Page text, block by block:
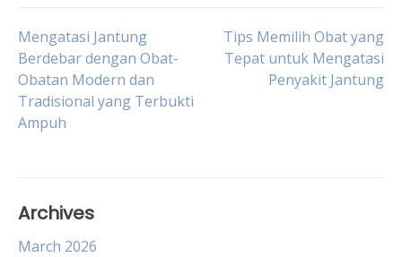
Post
navigation
Mengatasi Jantung
Berdebar dengan Obat-
Obatan Modern dan
Tradisional yang Terbukti
Ampuh
Tips Memilih Obat yang
Tepat untuk Mengatasi
Penyakit Jantung
Archives
March 2026